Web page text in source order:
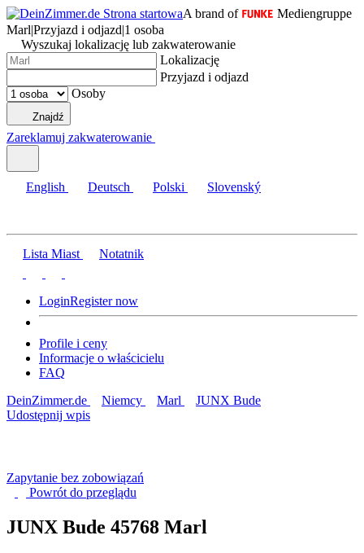
A brand of
Mediengruppe
Marl|Przyjazd i odjazd|1 osoba
Wyszukaj lokalizację lub zakwaterowanie
Lokalizację
Przyjazd i odjazd
Osoby
Znajdź
Zareklamuj zakwaterowanie
English Deutsch Polski Slovenský
Lista Miast Notatnik
LoginRegister now
Profile i ceny
Informacje o właścicielu
FAQ
DeinZimmer.de
Niemcy Marl
JUNX Bude
Udostępnij wpis
Zapytanie bez zobowiązań
Powrót do przeglądu
JUNX Bude 45768 Marl